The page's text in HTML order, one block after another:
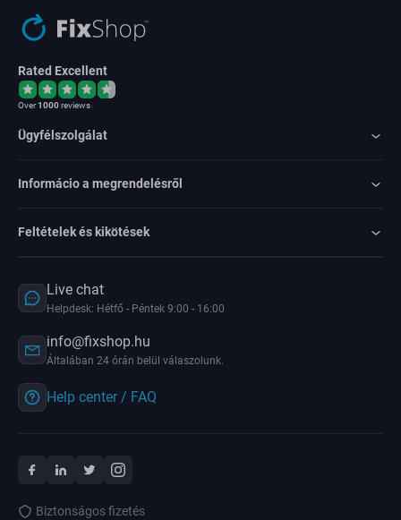
Rated Excellent
Over1000reviews
Ügyfélszolgálat
Informácio a megrendelésről
Feltételek és kikötések
Live chat
Helpdesk: Hétfő - Péntek 9:00 - 16:00
info@fixshop.hu
Általában 24 órán belül válaszolunk.
Help center / FAQ
Biztonságos fizetés